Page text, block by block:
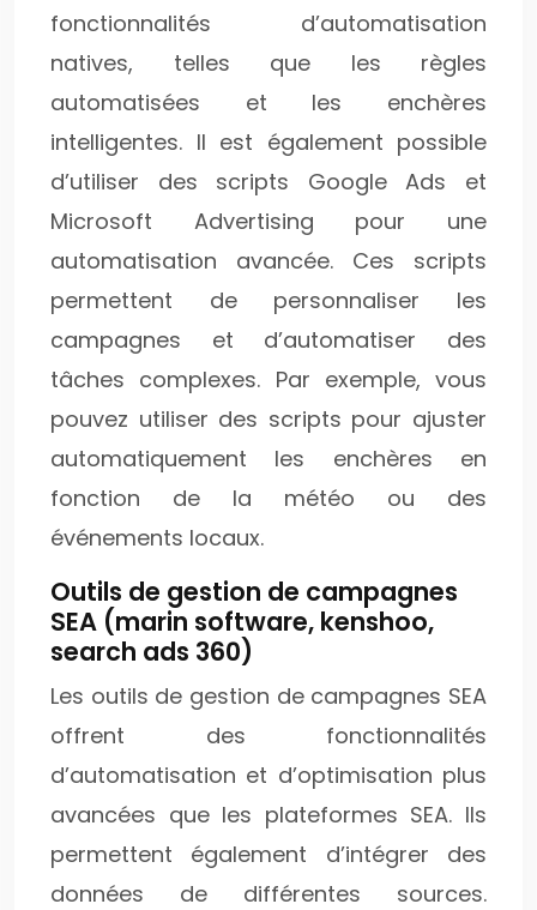
fonctionnalités d’automatisation
natives, telles que les règles
automatisées et les enchères
intelligentes. Il est également possible
d’utiliser des scripts Google Ads et
Microsoft Advertising pour une
automatisation avancée. Ces scripts
permettent de personnaliser les
campagnes et d’automatiser des
tâches complexes. Par exemple, vous
pouvez utiliser des scripts pour ajuster
automatiquement les enchères en
fonction de la météo ou des
événements locaux.
Outils de gestion de campagnes
SEA (marin software, kenshoo,
search ads 360)
Les outils de gestion de campagnes SEA
offrent des fonctionnalités
d’automatisation et d’optimisation plus
avancées que les plateformes SEA. Ils
permettent également d’intégrer des
données de différentes sources.